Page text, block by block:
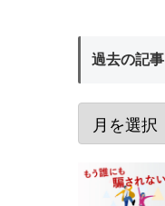
過去の記事